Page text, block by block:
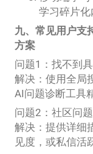
学习碎片化
九、常见用户支
方案
问题1：找不到
解决：使用全局
AI问题诊断工具
问题2：社区问题
解决：提供详细
见度，或私信活